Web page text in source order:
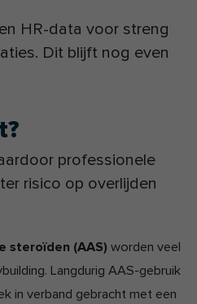
HR-data voor streng
Dit blijft nog even
professionele
risico op overlijden
steroïden (AAS) worden veel
Langdurig AAS-gebruik
in verband gebracht met een